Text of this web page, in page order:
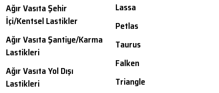
Ağır Vasıta Şehir
İçi/Kentsel Lastikler
Ağır Vasıta Şantiye/Karma
Lastikleri
Ağır Vasıta Yol Dışı
Lastikleri
Lassa
Petlas
Taurus
Falken
Triangle